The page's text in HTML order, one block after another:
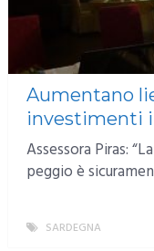
Aumentano
investimenti
Assessora Piras:
peggio è
SARDEGNA